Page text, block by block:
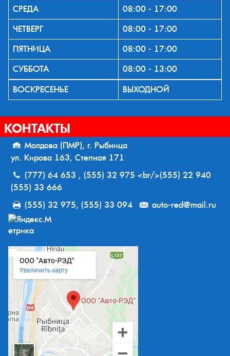
СРЕДА
08:00 - 17:00
ЧЕТВЕРГ
08:00 - 17:00
ПЯТНИЦА
08:00 - 17:00
СУББОТА
08:00 - 13:00
ВОСКРЕСЕНЬЕ
ВЫХОДНОЙ
КОНТАКТЫ
Молдова (ПМР), г. Рыбница
ул. Кирова 163, Степная 171
(777) 64 653 , (555) 32 975 <br/>(555) 22 940
(555) 33 666
(555) 32 975, (555) 33 094
auto-red@mail.ru